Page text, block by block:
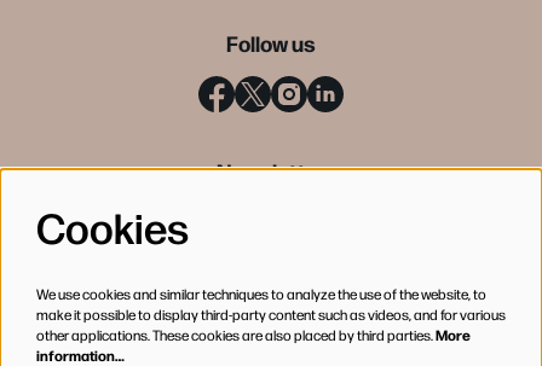
Follow us
Newsletter
Cookies
We use cookies and similar techniques to analyze the use of the website, to
make it possible to display third-party content such as videos, and for various
other applications. These cookies are also placed by third parties.More
information…